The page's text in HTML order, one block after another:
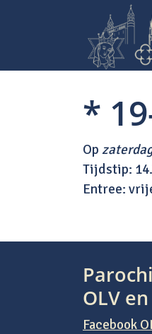
*
Op
Tijdstip:
Entree:
OLV
Facebook